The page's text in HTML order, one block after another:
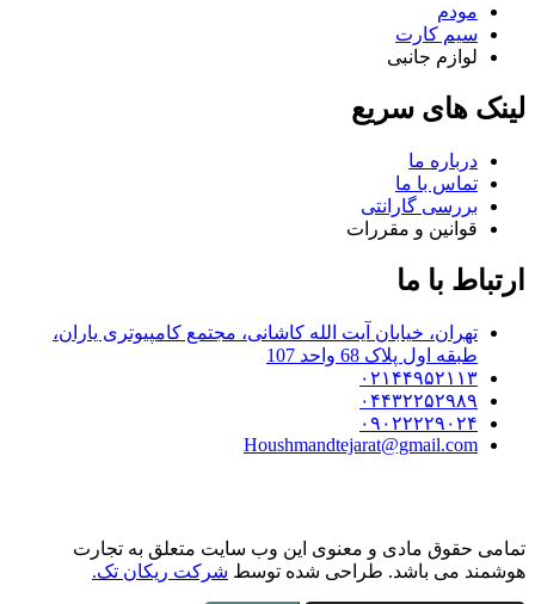
مودم
سیم کارت
لوازم جانبی
لینک های سریع
درباره ما
تماس با ما
بررسی گارانتی
قوانین و مقررات
ارتباط با ما
تهران، خیابان آیت الله کاشانی، مجتمع کامپیوتری یاران،
طبقه اول پلاک 68 واحد 107
۰۲۱۴۴۹۵۲۱۱۳
۰۴۴۳۲۲۵۲۹۸۹
۰۹۰۲۲۲۲۹۰۲۴
Houshmandtejarat@gmail.com
تمامی حقوق مادی و معنوی این وب سایت متعلق به تجارت
هوشمند می باشد. طراحی شده توسط شرکت ریکان تک.